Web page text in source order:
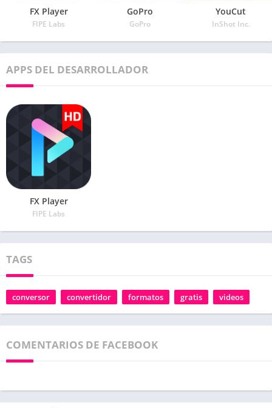
FX Player
FIPE Labs
GoPro
GoPro
YouCut
InShot Inc.
APPS DEL DESARROLLADOR
FX Player
FIPE Labs
TAGS
conversor convertidor formatos gratis videos
COMENTARIOS DE FACEBOOK